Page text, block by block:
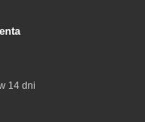
14 dni